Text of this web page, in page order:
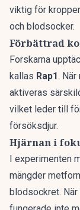
viktig för
och blodsocker.
Förbättrad
Forskarna
kallas Rap1.
aktiveras
vilket leder till
försöksdjur.
Hjärnan i
I experimenten
mängder
blodsockret.